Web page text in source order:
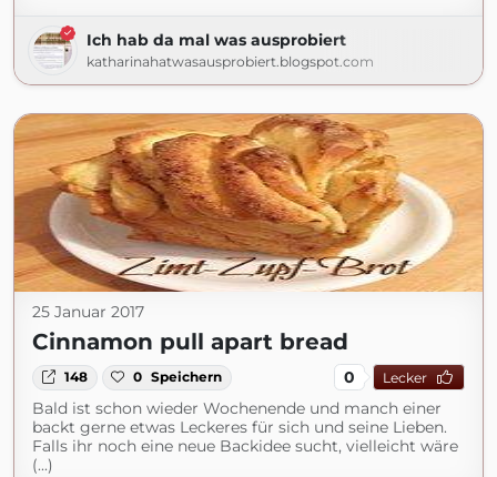
Ich hab da mal was ausprobiert
katharinahatwasausprobiert.blogspot.com
25 Januar 2017
Cinnamon pull apart bread
148 0 Speichern 0 Lecker
Bald ist schon wieder Wochenende und manch einer
backt gerne etwas Leckeres für sich und seine Lieben.
Falls ihr noch eine neue Backidee sucht, vielleicht wäre
(...)